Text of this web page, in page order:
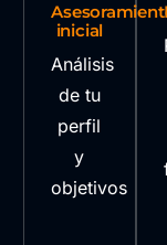
inicial
Análisis
de tu
perfil
y
objetivos